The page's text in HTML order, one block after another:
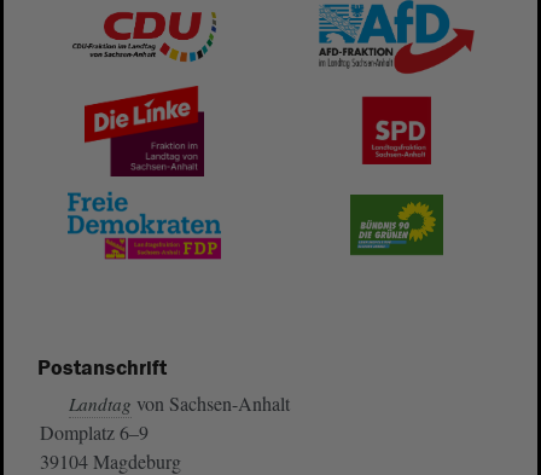
Postanschrift
Landtag von Sachsen-Anhalt
Domplatz 6–9
39104 Magdeburg